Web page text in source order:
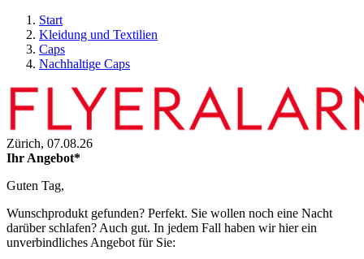
Start
Kleidung und Textilien
Caps
Nachhaltige Caps
Zürich, 07.08.26
Ihr Angebot*
Guten Tag,
Wunschprodukt gefunden? Perfekt. Sie wollen noch eine Nacht
darüber schlafen? Auch gut. In jedem Fall haben wir hier ein
unverbindliches Angebot für Sie: